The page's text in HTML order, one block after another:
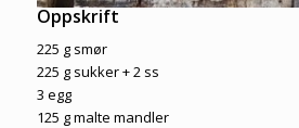
Oppskrift
225 g smør
225 g sukker + 2 ss
3 egg
125 g malte mandler